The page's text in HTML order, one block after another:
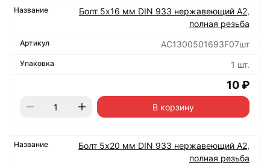
Болт 5х16 мм DIN 933 нержавеющий А2,
полная резьба
АС1300501693F07шт
1 шт.
10 ₽
В корзину
Болт 5х20 мм DIN 933 нержавеющий А2,
полная резьба